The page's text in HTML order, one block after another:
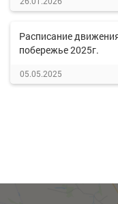
Расписание
побережье 2025г.
05.05.2025